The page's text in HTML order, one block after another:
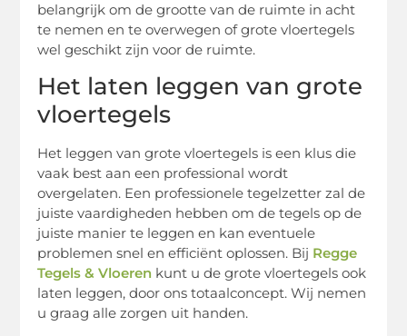
belangrijk om de grootte van de ruimte in acht
te nemen en te overwegen of grote vloertegels
wel geschikt zijn voor de ruimte.
Het laten leggen van grote
vloertegels
Het leggen van grote vloertegels is een klus die
vaak best aan een professional wordt
overgelaten. Een professionele tegelzetter zal de
juiste vaardigheden hebben om de tegels op de
juiste manier te leggen en kan eventuele
problemen snel en efficiënt oplossen. Bij Regge
Tegels & Vloeren kunt u de grote vloertegels ook
laten leggen, door ons totaalconcept. Wij nemen
u graag alle zorgen uit handen.